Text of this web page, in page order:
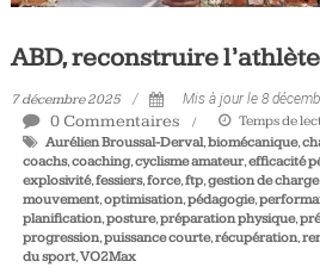
triathlon
ABD, reconstruire
7 décembre 2025 Mis à jour le 8
0 Commentaires Temps de
Aurélien Broussal-Derval,biomécanique,
coachs,coaching,cyclisme amateur,efficacité
explosivité,fessiers,force,ftp,gestion de charge
mouvement,optimisation,pédagogie,
planification,posture,préparation physique,
progression,puissance courte,récupération,
du sport,VO2Max